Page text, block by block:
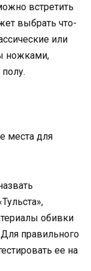
встретить
выбрать что-
или
ножками,
места для
обивки
правильного
ее на